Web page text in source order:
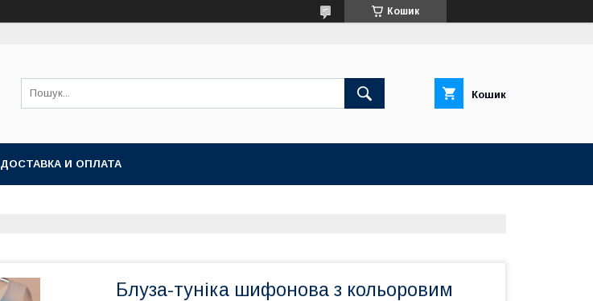
Кошик
Кошик
ДОСТАВКА И ОПЛАТА
Блуза-туніка шифонова з кольоровим